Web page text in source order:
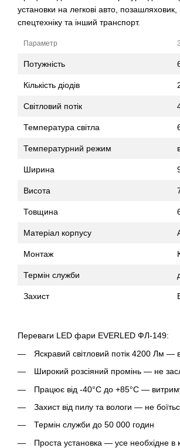
установки на легкові авто,
спецтехніку та інший транспорт.
Параметр
Потужність
Кількість діодів
Світловий потік
Температура світла
Температурний режим
Ширина
Висота
Товщина
Матеріал корпусу
Монтаж
Термін служби
Захист
Переваги LED фари EVERLED ФЛ-149:
Яскравий світловий потік 4200 Лм —
Широкий розсіяний промінь — не
Працює від -40°C до +85°C —
Захист від пилу та вологи — не
Термін служби до 50 000 годин
Проста установка — усе необхідне в